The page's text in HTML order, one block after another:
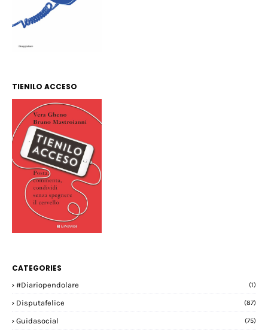
TIENILO ACCESO
CATEGORIES
#diariopendolare (1)
Disputafelice (87)
Guidasocial (75)